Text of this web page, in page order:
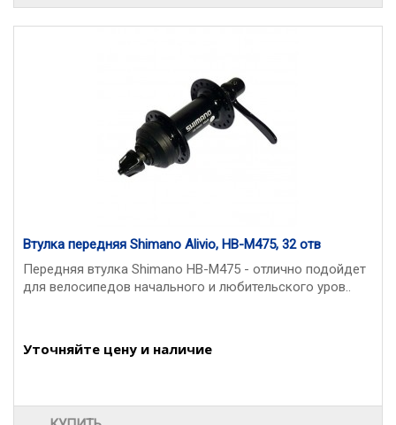
Втулка передняя Shimano Alivio, HB-M475, 32 отв
Передняя втулка Shimano HB-M475 - отлично подойдет
для велосипедов начального и любительского уров..
Уточняйте цену и наличие